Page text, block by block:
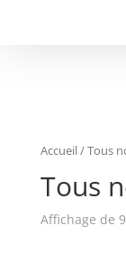
Accueil/Tous
Tous
Affichage de